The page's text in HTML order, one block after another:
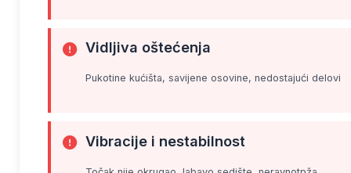
Vidljiva oštećenja
Pukotine kućišta, savijene osovine, nedostajući delovi
Vibracije i nestabilnost